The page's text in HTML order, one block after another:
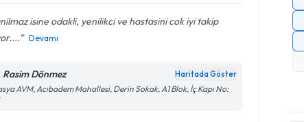
isine odakli, yenilikci ve hastasini cok iyi takip
Devamı
Rasim Dönmez Haritada Göster
AVM, Acıbadem Mahallesi, Derin Sokak, A1 Blok, İç Kapı No: